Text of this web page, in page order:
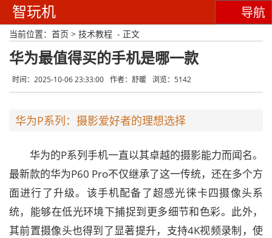
智玩机 导航
当前位置： 首页 > 技术教程 - 正文
华为最值得买的手机是哪一款
时间：2025-10-06 23:33:00 作者：舒暖 浏览：5142
华为P系列：摄影爱好者的理想选择
华为的P系列手机一直以其卓越的摄影能力而闻名。
最新款的华为P60 Pro不仅继承了这一传统，还在多个方
面进行了升级。该手机配备了超感光徕卡四摄像头系
统，能够在低光环境下捕捉到更多细节和色彩。此外，
其前置摄像头也得到了显著提升，支持4K视频录制，使